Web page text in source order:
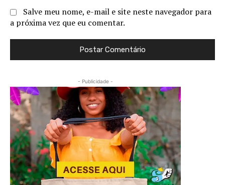
Salve meu nome, e-mail e site neste navegador para
a próxima vez que eu comentar.
- Publicidade -